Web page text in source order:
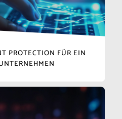
PROTECTION FÜR EIN